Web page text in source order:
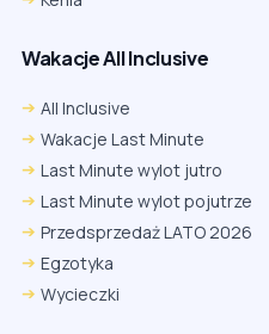
Wakacje All Inclusive
All Inclusive
Wakacje Last Minute
Last Minute wylot jutro
Last Minute wylot pojutrze
Przedsprzedaż LATO 2026
Egzotyka
Wycieczki